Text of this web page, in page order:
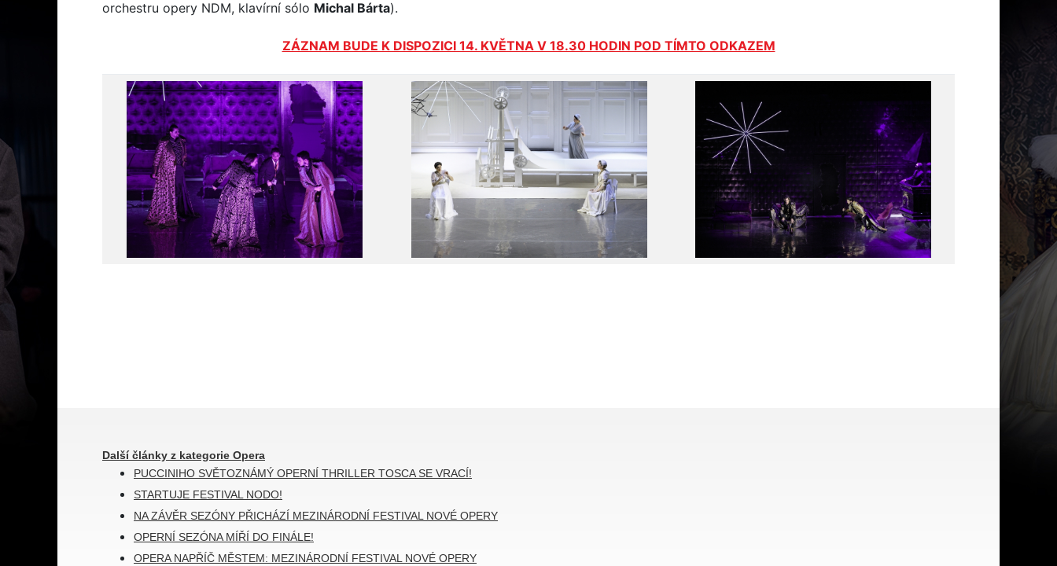
orchestru opery NDM, klavírní sólo Michal Bárta).
ZÁZNAM BUDE K DISPOZICI 14. KVĚTNA V 18.30 HODIN POD TÍMTO ODKAZEM
Další články z kategorie Opera
PUCCINIHO SVĚTOZNÁMÝ OPERNÍ THRILLER TOSCA SE VRACÍ!
STARTUJE FESTIVAL NODO!
NA ZÁVĚR SEZÓNY PŘICHÁZÍ MEZINÁRODNÍ FESTIVAL NOVÉ OPERY
OPERNÍ SEZÓNA MÍŘÍ DO FINÁLE!
OPERA NAPŘÍČ MĚSTEM: MEZINÁRODNÍ FESTIVAL NOVÉ OPERY